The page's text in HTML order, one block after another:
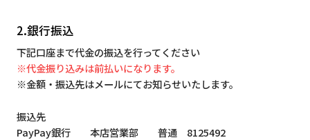
2.銀行振込
下記口座まで代金の振込を行ってください
※代金振り込みは前払いになります。
※金額・振込先はメールにてお知らせいたします。
振込先
PayPay銀行 本店営業部 普通 8125492